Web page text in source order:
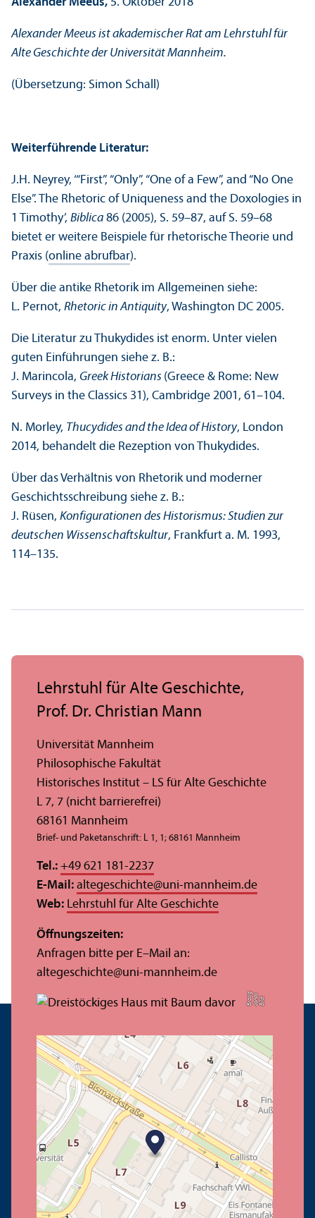
Alexander Meeus ist akademischer Rat am Lehr­stuhl für
Alte Geschichte der Universität Mannheim.
(Über­setzung: Simon Schall)
Weiterführende Literatur:
J.H. Neyrey, ‘“First”, “Only”, “One of a Few”, and “No One
Else”. The Rhetoric of Uniqueness and the Doxologies in
1 Timothy’, Biblica 86 (2005), S. 59–87, auf S. 59–68
bietet er weitere Beispiele für rhetorische Theorie und
Praxis (online abrufbar).
Über die antike Rhetorik im Allgemeinen siehe:
L. Pernot, Rhetoric in Anti­quity, Washington DC 2005.
Die Literatur zu Thukydides ist enorm. Unter vielen
guten Einführungen siehe z. B.:
J. Marincola, Greek Historians (Greece & Rome: New
Surveys in the Classics 31), Cambridge 2001, 61–104.
N. Morley, Thucydides and the Idea of History, London
2014, behandelt die Rezeption von Thukydides.
Über das Verhältnis von Rhetorik und moderner
Geschichtsschreibung siehe z. B.:
J. Rüsen, Konfigurationen des Historismus: Studien zur
deutschen Wissenschafts­kultur, Frankfurt a. M. 1993,
114–135.
Bil
d:
J
o
n
a
sB
r
o
si
g
Lehr­stuhl für Alte Geschichte,
Prof. Dr. Christian Mann
Universität Mannheim
Philosophische Fakultät
Historisches Institut – LS für Alte Geschichte
L 7, 7 (nicht barrierefrei)
68161 Mannheim
Brief- und Paketanschrift: L 1, 1; 68161 Mannheim
Tel.: +49 621 181-2237
E-Mail: altegeschichte@uni-mannheim.de
Web: Lehr­stuhl für Alte Geschichte
Öffnungs­zeiten:
Anfragen bitte per E–Mail an:
altegeschichte@uni-mannheim.de